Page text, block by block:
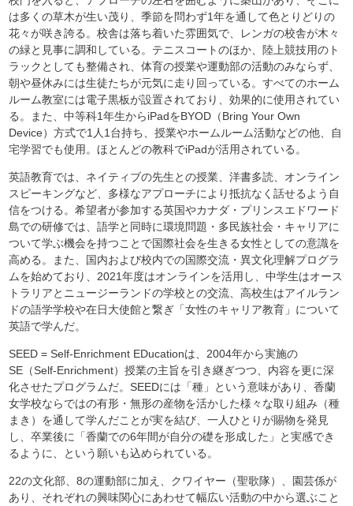
は多くの草木が生い茂り、季節を問わず1年を通して色とりどりの
花々が咲き誇る。校舎は落ち着いた雰囲気で、レンガの校舎が木々
の緑と見事に調和している。テニスコートのほか、陸上競技用のト
ラックとしても整備され、体育の授業や運動部の活動のみならず、
朝や昼休みには生徒たちが元気に走り回っている。すべてのホーム
ルーム教室には電子黒板が設置されており、効果的に使用されてい
る。また、中等科1年生からiPadをBYOD（Bring Your Own
Device）方式で1人1台持ち、授業やホームルーム活動などの他、自
宅学習でも使用。ほとんどの教科でiPadが活用されている。
英語教育では、ネイティブの先生との授業、洋書多読、オンライン
スピーキングなど、多様なアプローチにより抵抗なく話せるよう自
信をつける。希望者が参加する英国やカナダ・プリンスエドワード
島での研修では、語学と同時に環境問題・多民族社会・キャリアに
ついて学ぶ機会を持つことで国際社会を生きる女性としての意識を
高める。また、国内および校内での国際交流・異文化理解プログラ
ムを始めており、2021年度はオンラインを活用し、中学生はオース
トラリアとニュージーランドの学校との交流、高校生はアイルラン
ドの語学学校や在日大使館と繋ぎ「女性のキャリア教育」について
英語で学んだ。
SEED = Self-Enrichment EDucationは、2004年から実施の
SE（Self-Enrichment）授業の主旨を引き継ぎつつ、内容を更に深
化させたプログラムだ。SEEDには「種」という意味があり、香蘭
女学校ならではの有形・無形の産物を活かした様々な取り組み（種
まき）を通して学んだことが実を結び、一人ひとりが賜物を発見
し、卒業後に「香蘭での6年間が自分の礎を形成した」と実感でき
るように、という願いも込められている。
22の文化部、8の運動部に加え、クワイヤー（聖歌隊）、園芸係が
あり、それぞれの興味関心にあわせて幅広い活動の中から選ぶこと